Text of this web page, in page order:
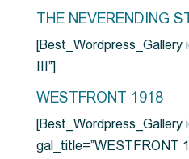
THE NEVERENDING
[Best_Wordpress_Gallery
III”]
WESTFRONT 1918
[Best_Wordpress_Gallery
gal_title=”WESTFRONT